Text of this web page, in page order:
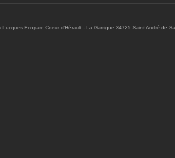
Ecoparc Coeur d'Hérault - La Garrigue 34725 Saint André de